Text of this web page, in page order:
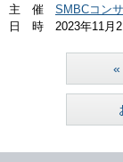
主 催 SMBCコン
日 時 2023年11月
«